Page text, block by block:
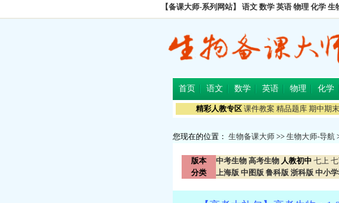
【备课大师-系列网站】 语文 数学 英语 物理 化学 生
首页 语文 数学 英语 物理 化学
精彩人教专区 课件教案 精品题库 期中期末
您现在的位置： 生物备课大师 >> 生物大师-导航
版本
分类
中考生物 高考生物 人教初中 七上
上海版 中图版 鲁科版 浙科版 中小